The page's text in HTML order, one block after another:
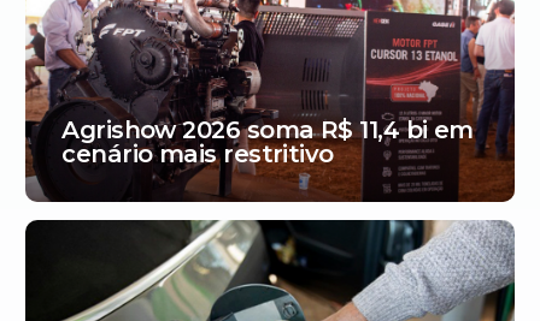
Agrishow 2026 soma R$ 11,4 bi em
cenário mais restritivo